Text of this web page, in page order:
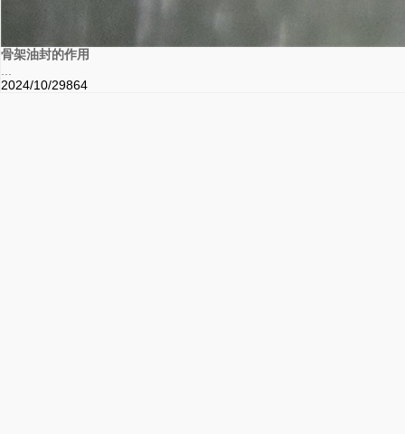
骨架油封的作用
2024/10/29864